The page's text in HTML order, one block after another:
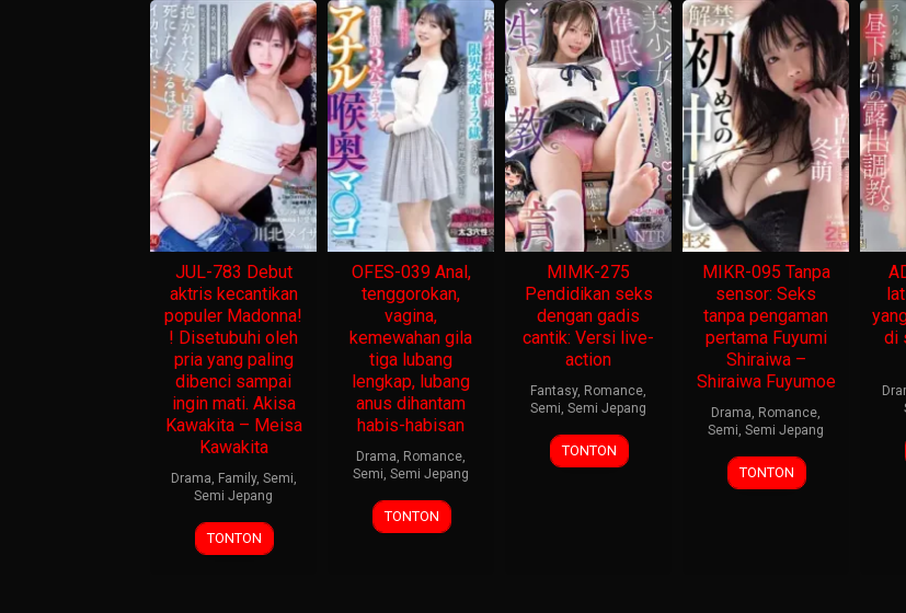
JUL-783 Debut
aktris kecantikan
populer Madonna!
! Disetubuhi oleh
pria yang paling
dibenci sampai
ingin mati. Akisa
Kawakita – Meisa
Kawakita
Drama, Family, Semi,
Semi Jepang
TONTON
OFES-039 Anal,
tenggorokan,
vagina,
kemewahan gila
tiga lubang
lengkap, lubang
anus dihantam
habis-habisan
Drama, Romance,
Semi, Semi Jepang
TONTON
MIMK-275
Pendidikan seks
dengan gadis
cantik: Versi live-
action
Fantasy, Romance,
Semi, Semi Jepang
TONTON
MIKR-095 Tanpa
sensor: Seks
tanpa pengaman
pertama Fuyumi
Shiraiwa –
Shiraiwa Fuyumoe
Drama, Romance,
Semi, Semi Jepang
TONTON
di